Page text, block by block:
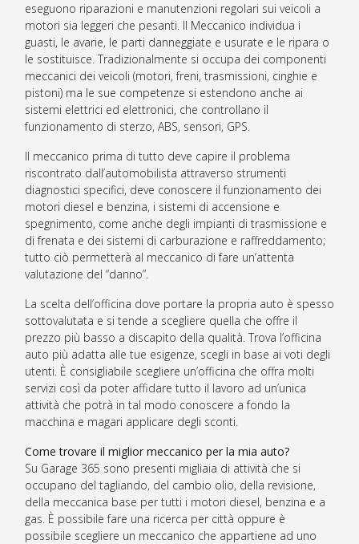
eseguono riparazioni e manutenzioni regolari sui veicoli a
motori sia leggeri che pesanti. Il Meccanico individua i
guasti, le avarie, le parti danneggiate e usurate e le ripara o
le sostituisce. Tradizionalmente si occupa dei componenti
meccanici dei veicoli (motori, freni, trasmissioni, cinghie e
pistoni) ma le sue competenze si estendono anche ai
sistemi elettrici ed elettronici, che controllano il
funzionamento di sterzo, ABS, sensori, GPS.
Il meccanico prima di tutto deve capire il problema
riscontrato dall’automobilista attraverso strumenti
diagnostici specifici, deve conoscere il funzionamento dei
motori diesel e benzina, i sistemi di accensione e
spegnimento, come anche degli impianti di trasmissione e
di frenata e dei sistemi di carburazione e raffreddamento;
tutto ciò permetterà al meccanico di fare un’attenta
valutazione del “danno”.
La scelta dell’officina dove portare la propria auto è spesso
sottovalutata e si tende a scegliere quella che offre il
prezzo più basso a discapito della qualità. Trova l’officina
auto più adatta alle tue esigenze, scegli in base ai voti degli
utenti. È consigliabile scegliere un’officina che offra molti
servizi così da poter affidare tutto il lavoro ad un’unica
attività che potrà in tal modo conoscere a fondo la
macchina e magari applicare degli sconti.
Come trovare il miglior meccanico per la mia auto?
Su Garage 365 sono presenti migliaia di attività che si
occupano del tagliando, del cambio olio, della revisione,
della meccanica base per tutti i motori diesel, benzina e a
gas. È possibile fare una ricerca per città oppure è
possibile scegliere un meccanico che appartiene ad uno